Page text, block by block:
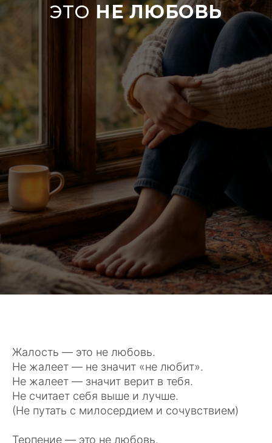
ЭТО НЕ ЛЮБОВЬ
Жалость — это не любовь.
Не жалеет — не значит «не любит».
Не жалеет — значит верит в тебя.
Не считает себя выше и лучше.
(Не путать с милосердием и сочувствием)
Терпение — это не любовь.